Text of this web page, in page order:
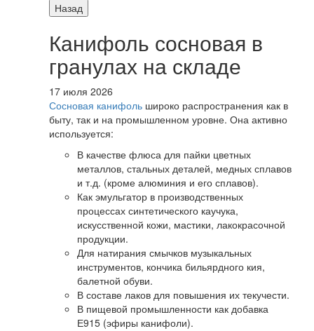
Назад
Канифоль сосновая в
гранулах на складе
17 июля 2026
Сосновая канифоль широко распространения как в
быту, так и на промышленном уровне. Она активно
используется:
В качестве флюса для пайки цветных
металлов, стальных деталей, медных сплавов
и т.д. (кроме алюминия и его сплавов).
Как эмульгатор в производственных
процессах синтетического каучука,
искусственной кожи, мастики, лакокрасочной
продукции.
Для натирания смычков музыкальных
инструментов, кончика бильярдного кия,
балетной обуви.
В составе лаков для повышения их текучести.
В пищевой промышленности как добавка
Е915 (эфиры канифоли).